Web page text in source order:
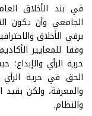
في بند الأخلاق
الجامعي وأن يكون
برقي الأخلاق
وفقا للمعايير
حرية الرأي
الحق في حرية الرأي
والمعرفة، ولكن بقيد
والنظام.